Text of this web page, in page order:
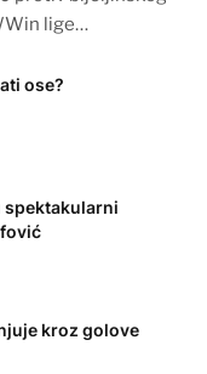
lige…
ose?
spektakularni
kroz golove